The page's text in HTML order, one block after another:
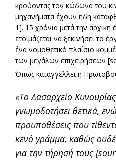
κρούοντας τον κώδωνα του
μηχανήματα έχουν ήδη
1]. 15 χρόνια μετά την αρχική
ετοιμάζεται να ξεκινήσει το
ένα νομοθετικό πλαίσιο
των μεγάλων επιχειρήσεων
Όπως καταγγέλλει η
«Το Δασαρχείο
γνωμοδοτήσει θετικά,
προϋποθέσεις που
κενό γράμμα, καθώς
για την τήρησή τους